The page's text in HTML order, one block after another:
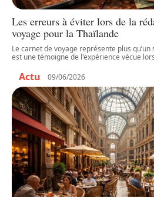
Les erreurs à éviter lors de la
voyage pour la Thaïlande
Le carnet de voyage représente plus
est une témoigne de l'expérience vécue
Actu 09/06/2026